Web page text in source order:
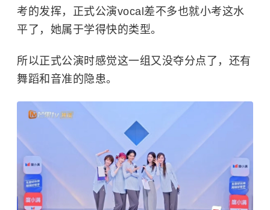
考的发挥，正式公演vocal差不多也就小考这水
平了，她属于学得快的类型。
所以正式公演时感觉这一组又没夺分点了，还有
舞蹈和音准的隐患。